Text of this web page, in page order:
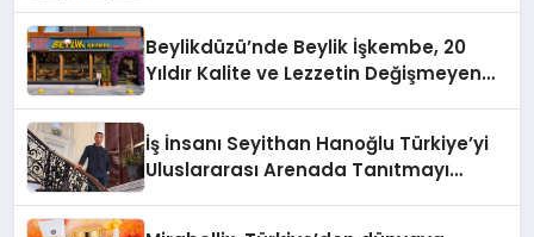
Beylikdüzü’nde Beylik İşkembe, 20
Yıldır Kalite ve Lezzetin Değişmeyen
İş İnsanı Seyithan Hanoğlu Türkiye’yi
Uluslararası Arenada Tanıtmayı